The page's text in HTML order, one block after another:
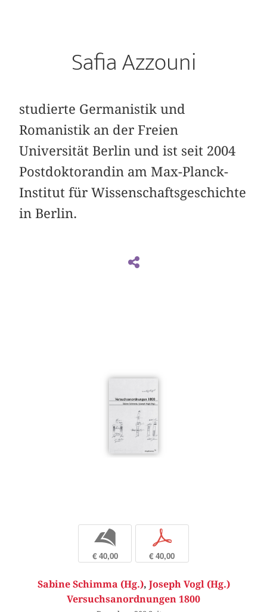
Safia Azzouni
studierte Germanistik und
Romanistik an der Freien
Universität Berlin und ist seit 2004
Postdoktorandin am Max-Planck-
Institut für Wissenschaftsgeschichte
in Berlin.
b
€ 40,00
p
€ 40,00
Sabine Schimma (Hg.), Joseph Vogl (Hg.)
Versuchsanordnungen 1800